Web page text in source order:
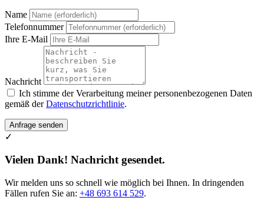
Name
Telefonnummer
Ihre E-Mail
Nachricht
Ich stimme der Verarbeitung meiner personenbezogenen Daten
gemäß derDatenschutzrichtlinie.
Anfrage senden
✓
Vielen Dank! Nachricht gesendet.
Wir melden uns so schnell wie möglich bei Ihnen. In dringenden
Fällen rufen Sie an: +48 693 614 529.